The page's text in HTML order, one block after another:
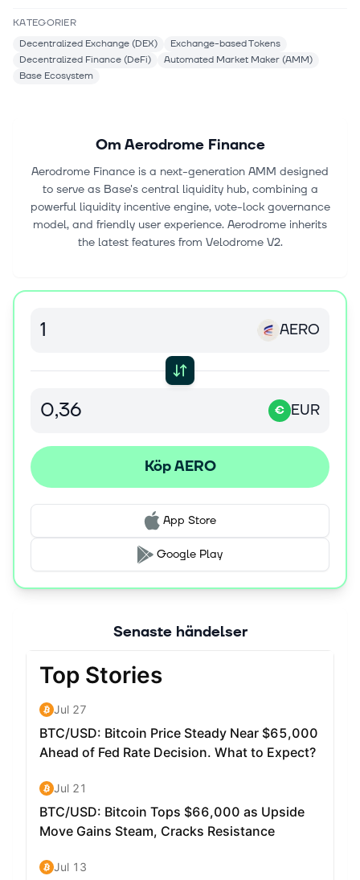
KATEGORIER
Decentralized Exchange (DEX)
Exchange-based Tokens
Decentralized Finance (DeFi)
Automated Market Maker (AMM)
Base Ecosystem
Om Aerodrome Finance
Aerodrome Finance is a next-generation AMM designed
to serve as Base's central liquidity hub, combining a
powerful liquidity incentive engine, vote-lock governance
model, and friendly user experience. Aerodrome inherits
the latest features from Velodrome V2.
AERO
€ EUR
Köp AERO
App Store
Google Play
Senaste händelser